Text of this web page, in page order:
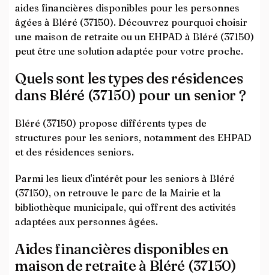
aides financières disponibles pour les personnes
âgées à Bléré (37150). Découvrez pourquoi choisir
une maison de retraite ou un EHPAD à Bléré (37150)
peut être une solution adaptée pour votre proche.
Quels sont les types des résidences
dans Bléré (37150) pour un senior ?
Bléré (37150) propose différents types de
structures pour les seniors, notamment des EHPAD
et des résidences seniors.
Parmi les lieux d'intérêt pour les seniors à Bléré
(37150), on retrouve le parc de la Mairie et la
bibliothèque municipale, qui offrent des activités
adaptées aux personnes âgées.
Aides financières disponibles en
maison de retraite à Bléré (37150)